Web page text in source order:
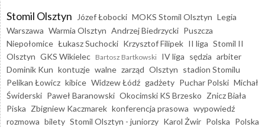
Stomil Olsztyn Józef Łobocki MOKS Stomil Olsztyn Legia
Warszawa Warmia Olsztyn Andrzej Biedrzycki Puszcza
Niepołomice Łukasz Suchocki Krzysztof Filipek II liga Stomil II
Olsztyn GKS Wikielec Bartosz Bartkowski IV liga sędzia arbiter
Dominik Kun kontuzje walne zarząd Olsztyn stadion Stomilu
Pelikan Łowicz kibice Widzew Łódź gadżety Puchar Polski Michał
Świderski Paweł Baranowski Okocimski KS Brzesko Znicz Biała
Piska Zbigniew Kaczmarek konferencja prasowa wypowiedź
rozmowa bilety Stomil Olsztyn - juniorzy Karol Żwir Polska Polska